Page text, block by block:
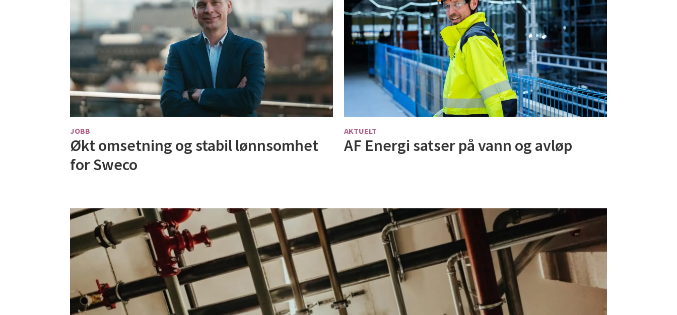
JOBB
Økt omsetning og stabil lønnsomhet
for Sweco
AKTUELT
AF Energi satser på vann og avløp